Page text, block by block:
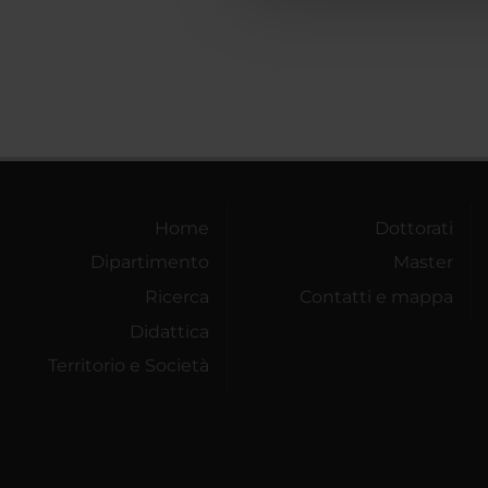
Home
Dipartimento
Ricerca
Didattica
Territorio e Società
Dottorati
Master
Contatti e mappa